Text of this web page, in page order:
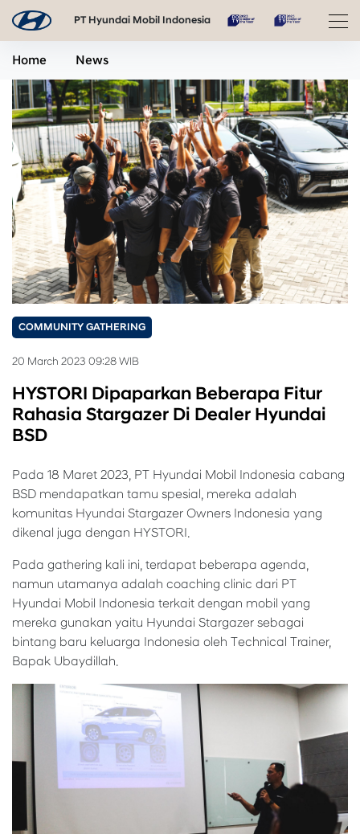
PT Hyundai Mobil Indonesia
Home News
COMMUNITY GATHERING
20 March 2023 09:28 WIB
HYSTORI Dipaparkan Beberapa Fitur
Rahasia Stargazer Di Dealer Hyundai
BSD
Pada 18 Maret 2023, PT Hyundai Mobil Indonesia cabang
BSD mendapatkan tamu spesial, mereka adalah
komunitas Hyundai Stargazer Owners Indonesia yang
dikenal juga dengan HYSTORI.
Pada gathering kali ini, terdapat beberapa agenda,
namun utamanya adalah coaching clinic dari PT
Hyundai Mobil Indonesia terkait dengan mobil yang
mereka gunakan yaitu Hyundai Stargazer sebagai
bintang baru keluarga Indonesia oleh Technical Trainer,
Bapak Ubaydillah.